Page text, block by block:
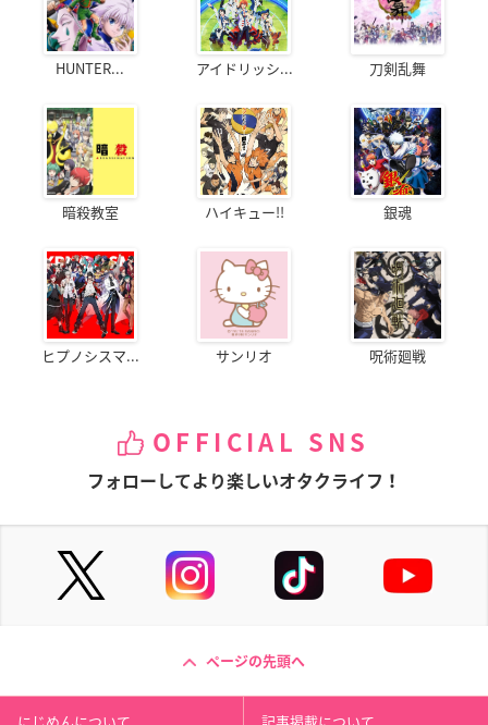
HUNTER... アイドリッシ... 刀剣乱舞
暗殺教室 ハイキュー!! 銀魂
ヒプノシスマ... サンリオ 呪術廻戦
OFFICIAL SNS
フォローしてより楽しいオタクライフ！
ページの先頭へ